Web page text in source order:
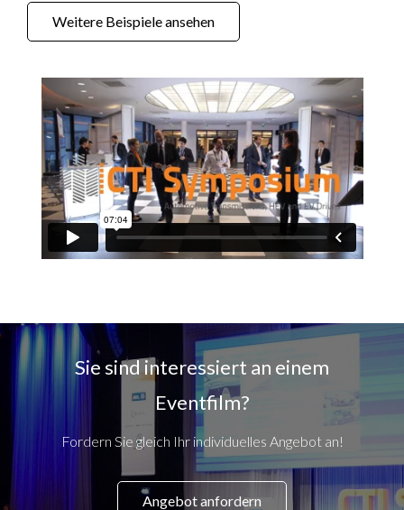
Weitere Beispiele ansehen
Sie sind interessiert an einem
Eventfilm?
Fordern Sie gleich Ihr individuelles Angebot an!
Angebot anfordern